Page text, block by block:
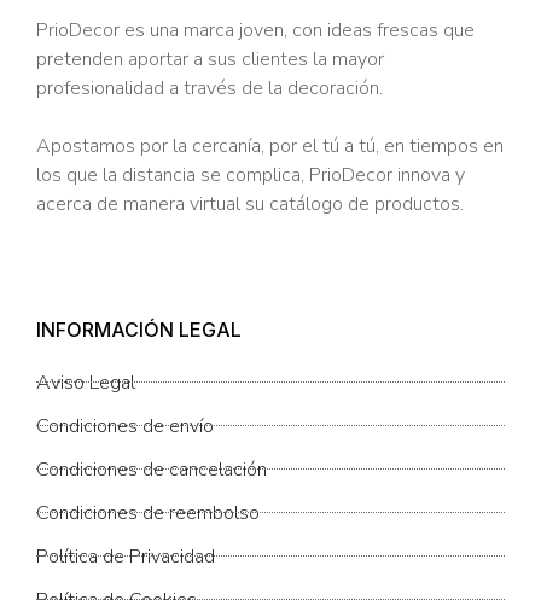
PrioDecor es una marca joven, con ideas frescas que
pretenden aportar a sus clientes la mayor
profesionalidad a través de la decoración.
Apostamos por la cercanía, por el tú a tú, en tiempos en
los que la distancia se complica, PrioDecor innova y
acerca de manera virtual su catálogo de productos.
INFORMACIÓN LEGAL
Aviso Legal
Condiciones de envío
Condiciones de cancelación
Condiciones de reembolso
Política de Privacidad